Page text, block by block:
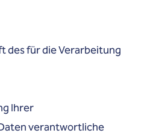
des für die Verarbeitung
Ihrer
verantwortliche